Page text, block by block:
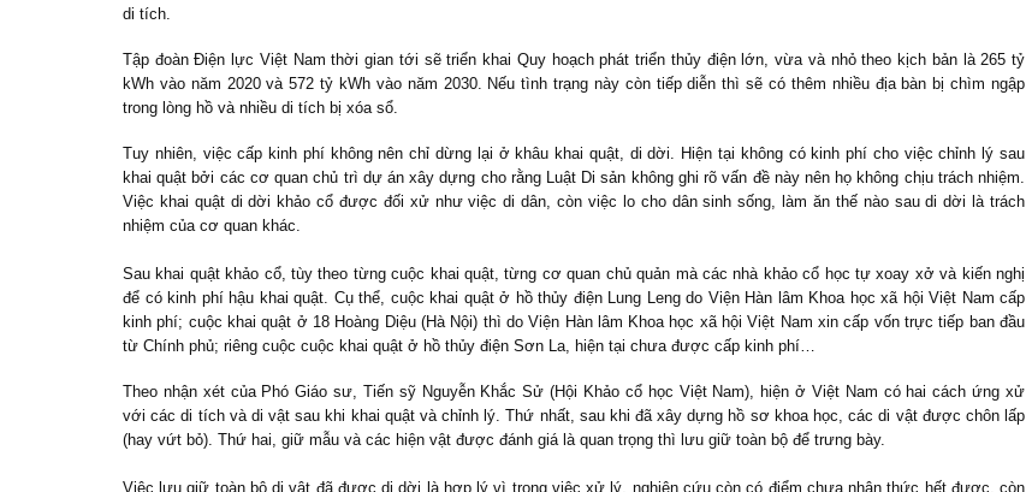
di tích.
Tập đoàn Điện lực Việt Nam thời gian tới sẽ triển khai Quy hoạch phát triển thủy điện lớn, vừa và nhỏ theo kịch bản là 265 tỷ
kWh vào năm 2020 và 572 tỷ kWh vào năm 2030. Nếu tình trạng này còn tiếp diễn thì sẽ có thêm nhiều địa bàn bị chìm ngập
trong lòng hồ và nhiều di tích bị xóa sổ.
Tuy nhiên, việc cấp kinh phí không nên chỉ dừng lại ở khâu khai quật, di dời. Hiện tại không có kinh phí cho việc chỉnh lý sau
khai quật bởi các cơ quan chủ trì dự án xây dựng cho rằng Luật Di sản không ghi rõ vấn đề này nên họ không chịu trách nhiệm.
Việc khai quật di dời khảo cổ được đối xử như việc di dân, còn việc lo cho dân sinh sống, làm ăn thế nào sau di dời là trách
nhiệm của cơ quan khác.
Sau khai quật khảo cổ, tùy theo từng cuộc khai quật, từng cơ quan chủ quản mà các nhà khảo cổ học tự xoay xở và kiến nghị
để có kinh phí hậu khai quật. Cụ thể, cuộc khai quật ở hồ thủy điện Lung Leng do Viện Hàn lâm Khoa học xã hội Việt Nam cấp
kinh phí; cuộc khai quật ở 18 Hoàng Diệu (Hà Nội) thì do Viện Hàn lâm Khoa học xã hội Việt Nam xin cấp vốn trực tiếp ban đầu
từ Chính phủ; riêng cuộc cuộc khai quật ở hồ thủy điện Sơn La, hiện tại chưa được cấp kinh phí…
Theo nhận xét của Phó Giáo sư, Tiến sỹ Nguyễn Khắc Sử (Hội Khảo cổ học Việt Nam), hiện ở Việt Nam có hai cách ứng xử
với các di tích và di vật sau khi khai quật và chỉnh lý. Thứ nhất, sau khi đã xây dựng hồ sơ khoa học, các di vật được chôn lấp
(hay vứt bỏ). Thứ hai, giữ mẫu và các hiện vật được đánh giá là quan trọng thì lưu giữ toàn bộ để trưng bày.
Việc lưu giữ toàn bộ di vật đã được di dời là hợp lý vì trong việc xử lý, nghiên cứu còn có điểm chưa nhận thức hết được, còn